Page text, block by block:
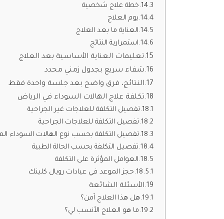
خطة علاج شخصية
يوم العلاج
العناية ما بعد العلاج
استمرارية النتائج
تعليمات العناية الأساسية بعد العلاج
شفاء سريع بجدول زمني محدد
النتائج، فرق واضح بعد جلسة واحدة فقط
تكلفة علاج الهالات السوداء في الرياض
تفصيل التكلفة للعلاجات غير الجراحية
تفصيل التكلفة للعلاجات الجراحية
تفصيل التكلفة بحسب نوع الهالات السوداء
تفصيل التكلفة بحسب الحالة الطبية
العوامل المؤثرة على التكلفة
حجز الموعد في عيادات رويال كلينك
الأسئلة الشائعة
هل هذا العلاج آمن؟
ما هو العلاج الأنسب لي؟